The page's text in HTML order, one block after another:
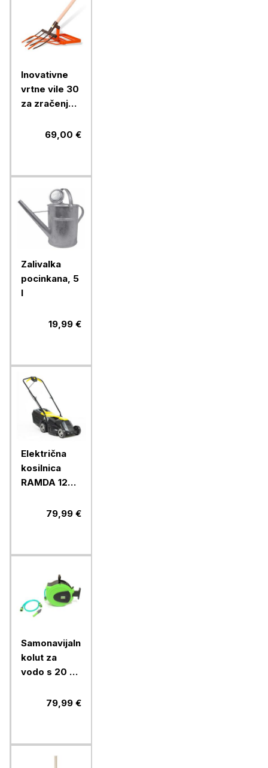
Inovativne
vrtne vile 30
za zračenje
tal, oranžne
69,00 €
Zalivalka
pocinkana, 5
l
19,99 €
Električna
kosilnica
RAMDA 1200
79,99 €
Samonavijalni
kolut za
vodo s 20 m
priključki79,99 €